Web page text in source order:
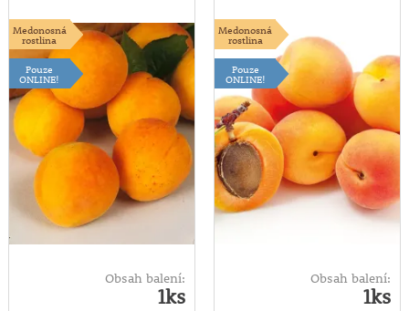
Medonosná
rostlina
Pouze
ONLINE!
Obsah balení:
1ks
Medonosná
rostlina
Pouze
ONLINE!
Obsah balení:
1ks